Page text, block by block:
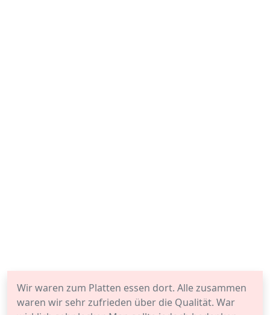
Wir waren zum Platten essen dort. Alle zusammen
waren wir sehr zufrieden über die Qualität. War